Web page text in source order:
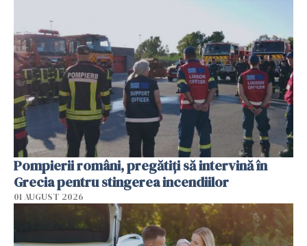
Pompierii români, pregătiţi să intervină în
Grecia pentru stingerea incendiilor
01 AUGUST 2026